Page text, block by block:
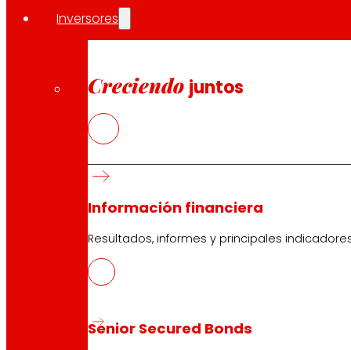
Inversores
Creciendo juntos
Información financiera
Resultados, informes y principales
Senior Secured Bonds